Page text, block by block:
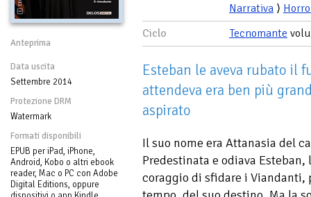
Anteprima
Data uscita
Settembre 2014
Protezione DRM
Watermark
Formati disponibili
EPUB per iPad, iPhone,
Android, Kobo o altri ebook
reader, Mac o PC con Adobe
Digital Editions, oppure
Narrativa ⟩
Ciclo
Tecnomante
Esteban le aveva rubato il
attendeva era ben più
aspirato
Il suo nome era Attanasia del
Predestinata e odiava Esteban,
coraggio di sfidare i Viandanti,